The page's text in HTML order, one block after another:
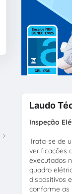
Laudo
Inspeção
Trata-se de
verificações
executados
quadro
dispositivos
conforme as